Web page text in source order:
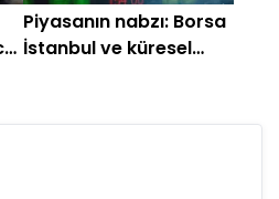
Piyasanın nabzı: Borsa
İstanbul ve küresel